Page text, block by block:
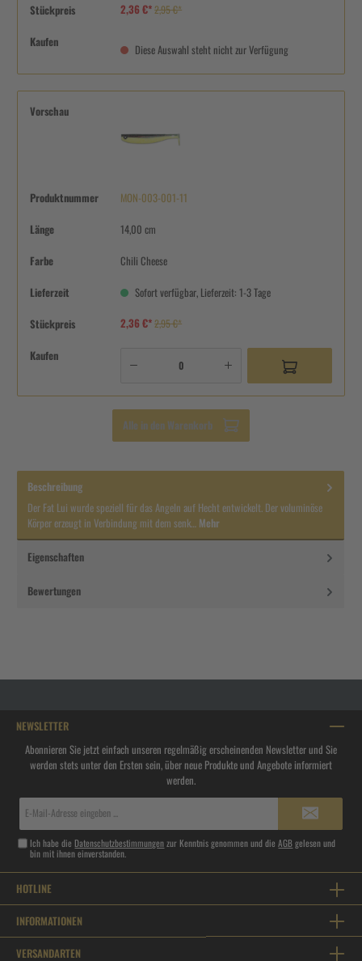
Stückpreis 2,36 €*2,95 €*
Kaufen
Diese Auswahl steht nicht zur Verfügung
Vorschau
Produktnummer MON-003-001-11
Länge 14,00 cm
Farbe Chili Cheese
Lieferzeit Sofort verfügbar, Lieferzeit: 1-3 Tage
Stückpreis 2,36 €*2,95 €*
Kaufen
Alle in den Warenkorb
Beschreibung
Der Fat Lui wurde speziell für das Angeln auf Hecht entwickelt. Der voluminöse
Körper erzeugt in Verbindung mit dem senk… Mehr
Eigenschaften
Bewertungen
NEWSLETTER
Abonnieren Sie jetzt einfach unseren regelmäßig erscheinenden Newsletter und Sie
werden stets unter den Ersten sein, über neue Produkte und Angebote informiert
werden.
Ich habe die Datenschutzbestimmungenzur Kenntnis genommen und dieAGBgelesen und
bin mit ihnen einverstanden.
HOTLINE
INFORMATIONEN
VERSANDARTEN